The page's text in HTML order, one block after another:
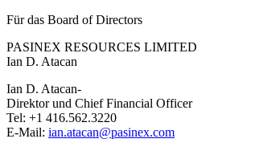
Für das Board of Directors
PASINEX RESOURCES LIMITED
Ian D. Atacan
Ian D. Atacan-
Direktor und Chief Financial Officer
Tel: +1 416.562.3220
E-Mail: ian.atacan@pasinex.com